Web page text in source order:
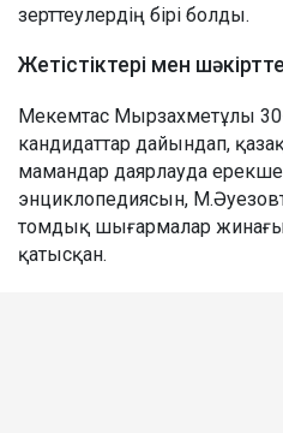
зерттеулердің бірі болды.
Жетістіктері мен
Мекемтас Мырзахметұлы
кандидаттар дайындап,
мамандар даярлауда
энциклопедиясын,
томдық шығармалар
қатысқан.